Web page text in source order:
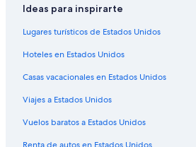
Hoteles con vista al mar en Isla de Vieques
Ideas para inspirarte
Lugares turísticos de Estados Unidos
Hoteles en Estados Unidos
Casas vacacionales en Estados Unidos
Viajes a Estados Unidos
Vuelos baratos a Estados Unidos